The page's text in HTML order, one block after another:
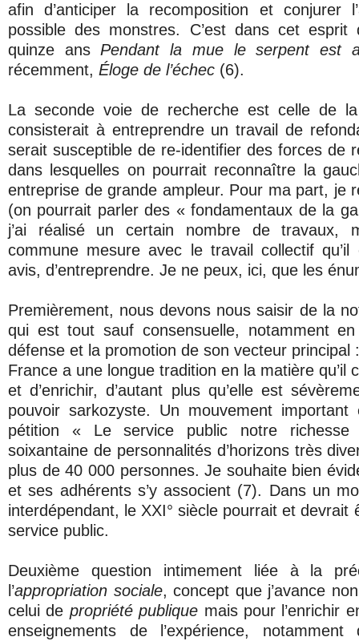
afin d’anticiper la recomposition et conjurer
possible des monstres. C’est dans cet
quinze ansPendant la mue le serpent est
récemment, Éloge de l’échec (6).
La seconde voie de recherche est celle de
consisterait à entreprendre un travail de
serait susceptible de re-identifier des forces de
dans lesquelles on pourrait reconnaître la
entreprise de grande ampleur. Pour ma part, je
(on pourrait parler des « fondamentaux de la
j’ai réalisé un certain nombre de travaux,
commune mesure avec le travail collectif
avis, d’entreprendre. Je ne peux, ici, que les
Premièrement, nous devons nous saisir de la
qui est tout sauf consensuelle, notamment
défense et la promotion de son vecteur principal
France a une longue tradition en la matière qu’il
et d’enrichir, d’autant plus qu’elle est
pouvoir sarkozyste. Un mouvement
pétition « Le service public notre
soixantaine de personnalités d’horizons très
plus de 40 000 personnes. Je souhaite bien
et ses adhérents s’y associent (7). Dans un
interdépendant, le XXI° siècle pourrait et devrait
service public.
Deuxième question intimement liée à la
l’appropriation sociale, concept que j’avance
celui de propriété publique mais pour l’enrichir
enseignements de l’expérience, notamment